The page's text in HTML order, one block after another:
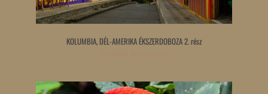
KOLUMBIA, DÉL-AMERIKA ÉKSZERDOBOZA 2. rész